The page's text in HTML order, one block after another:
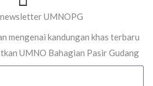
UMNOPG
mengenai kandungan khas terbaru
UMNO Bahagian Pasir Gudang